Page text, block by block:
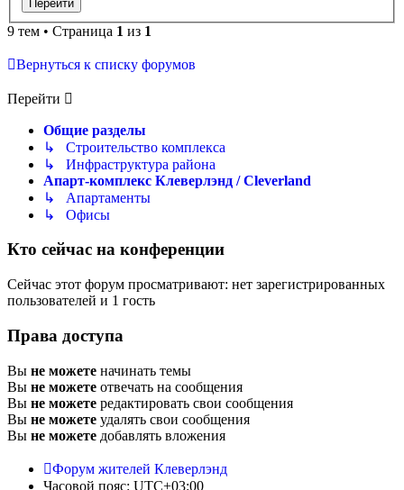
9 тем • Страница 1 из 1
Вернуться к списку форумов
Перейти
Общие разделы
↳ Строительство комплекса
↳ Инфраструктура района
Апарт-комплекс Клеверлэнд / Cleverland
↳ Апартаменты
↳ Офисы
Кто сейчас на конференции
Сейчас этот форум просматривают: нет зарегистрированных
пользователей и 1 гость
Права доступа
Вы не можете начинать темы
Вы не можете отвечать на сообщения
Вы не можете редактировать свои сообщения
Вы не можете удалять свои сообщения
Вы не можете добавлять вложения
Форум жителей Клеверлэнд
Часовой пояс: UTC+03:00